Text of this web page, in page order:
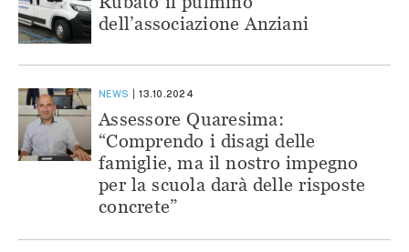
dell’associazione Anziani
NEWS 13.10.2024
Assessore Quaresima:
“Comprendo i disagi delle
famiglie, ma il nostro impegno
per la scuola darà delle risposte
concrete”